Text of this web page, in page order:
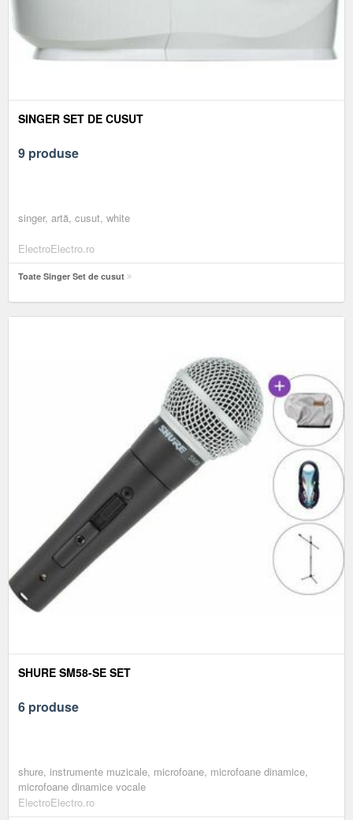
SINGER SET DE CUSUT
9 produse
singer, artă, cusut, white
ElectroElectro.ro
Toate Singer Set de cusut
SHURE SM58-SE SET
6 produse
shure, instrumente muzicale, microfoane, microfoane dinamice,
microfoane dinamice vocale
ElectroElectro.ro